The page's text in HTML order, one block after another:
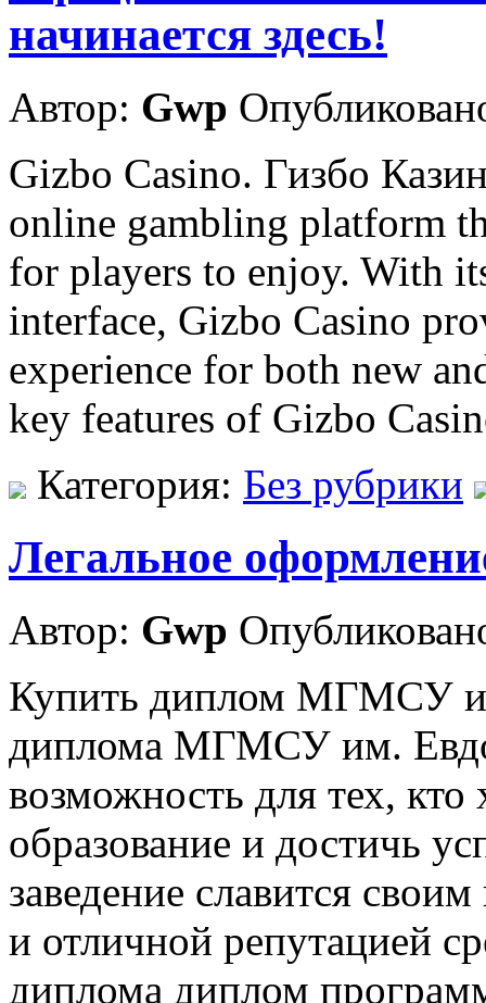
начинается здесь!
Автор: Gwp
Gizbo Casino. Гизбо
online gambling platform
for players to enjoy. With
interface, Gizbo Casino
experience for both new
key features of Gizbo
Категория: Без рубрики
Легальное
Автор: Gwp
Купить диплом МГМСУ
диплома МГМСУ им.
возможность для тех, кто
образование и достичь
заведение славится
и отличной репутацией
диплома диплом